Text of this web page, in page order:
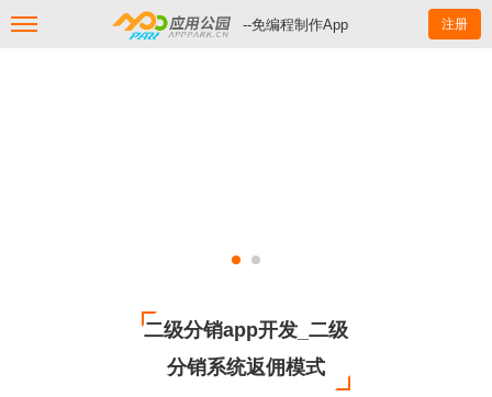
--免编程制作App 注册
二级分销app开发_二级
分销系统返佣模式